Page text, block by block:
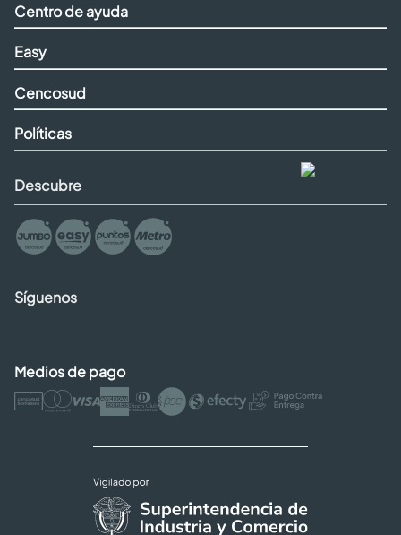
Centro de ayuda
Easy
Cencosud
Políticas
Descubre
Síguenos
Medios de pago